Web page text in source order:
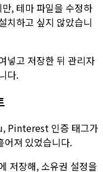
, 테마 파일을 수정하
치하고 싶지 않았습니
넣고 저장한 뒤 관리자
다.
Pinterest 인증 태그가
어져 있었습니다.
저장해, 소유권 설정을